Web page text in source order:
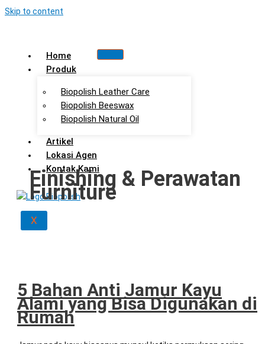
Skip to content
Home
Produk
Biopolish Leather Care
Biopolish Beeswax
Biopolish Natural Oil
Artikel
Lokasi Agen
Kontak Kami
X
Finishing & Perawatan
Furniture
5 Bahan Anti Jamur Kayu
Alami yang Bisa Digunakan di
Rumah